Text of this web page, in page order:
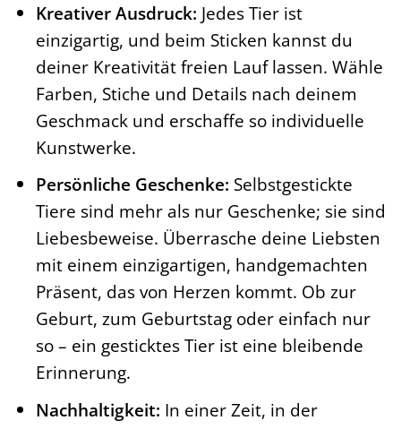
Kreativer Ausdruck: Jedes Tier ist
einzigartig, und beim Sticken kannst du
deiner Kreativität freien Lauf lassen. Wähle
Farben, Stiche und Details nach deinem
Geschmack und erschaffe so individuelle
Kunstwerke.
Persönliche Geschenke: Selbstgestickte
Tiere sind mehr als nur Geschenke; sie sind
Liebesbeweise. Überrasche deine Liebsten
mit einem einzigartigen, handgemachten
Präsent, das von Herzen kommt. Ob zur
Geburt, zum Geburtstag oder einfach nur
so – ein gesticktes Tier ist eine bleibende
Erinnerung.
Nachhaltigkeit: In einer Zeit, in der